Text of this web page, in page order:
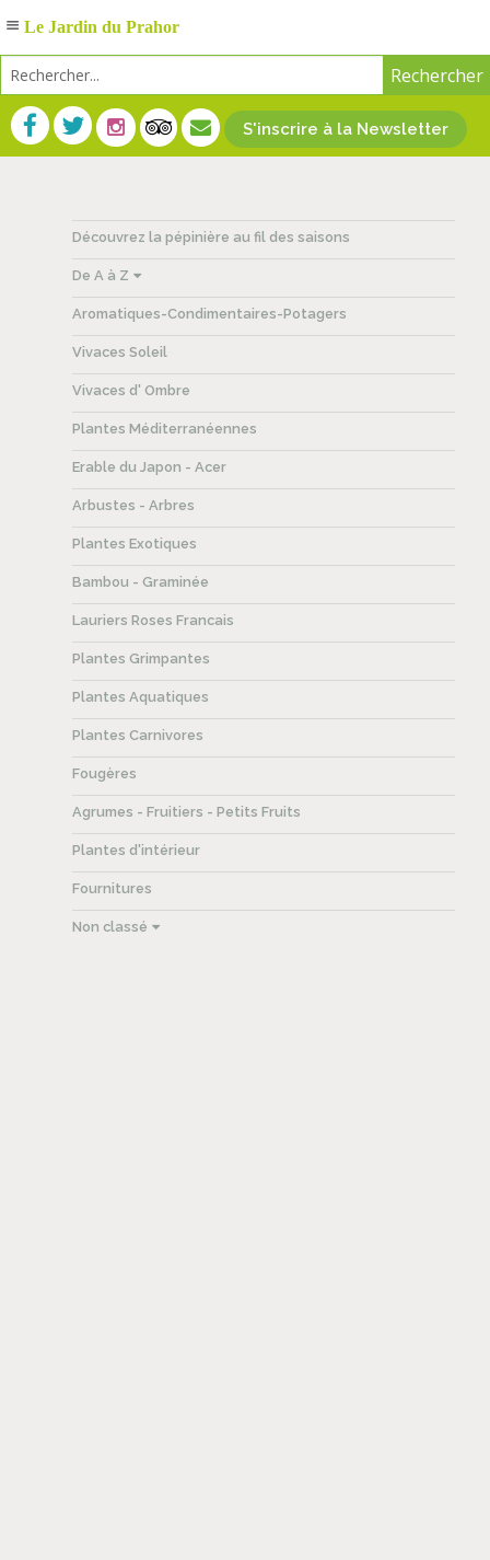
S'inscrire à la Newsletter
Découvrez la pépinière au fil des saisons
De A à Z
Aromatiques-Condimentaires-Potagers
Vivaces Soleil
Vivaces d' Ombre
Plantes Méditerranéennes
Erable du Japon - Acer
Arbustes - Arbres
Plantes Exotiques
Bambou - Graminée
Lauriers Roses Francais
Plantes Grimpantes
Plantes Aquatiques
Plantes Carnivores
Fougères
Agrumes - Fruitiers - Petits Fruits
Plantes d'intérieur
Fournitures
Non classé
Le Jardin du Prahor